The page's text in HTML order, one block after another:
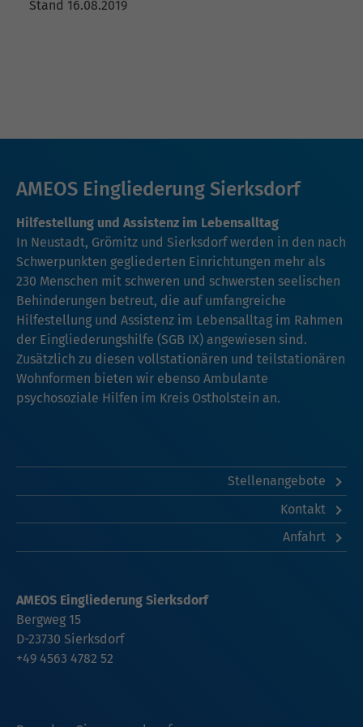
Stand 16.08.2019
AMEOS Eingliederung Sierksdorf
Hilfestellung und Assistenz im Lebensalltag
In Neustadt, Grömitz und Sierksdorf werden in den nach
Schwerpunkten gegliederten Einrichtungen mehr als
230 Menschen mit schweren und schwersten seelischen
Behinderungen betreut, die auf umfangreiche
Hilfestellung und Assistenz im Lebensalltag im Rahmen
der Eingliederungshilfe (SGB IX) angewiesen sind.
Zusätzlich zu diesen vollstationären und teilstationären
Wohnformen bieten wir ebenso Ambulante
psychosoziale Hilfen im Kreis Ostholstein an.
Stellenangebote
Kontakt
Anfahrt
AMEOS Eingliederung Sierksdorf
Bergweg 15
D-23730 Sierksdorf
+49 4563 4782 52